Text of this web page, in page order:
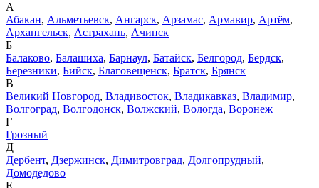
А
Абакан, Альметьевск, Ангарск, Арзамас, Армавир, Артём,
Архангельск, Астрахань, Ачинск
Б
Балаково, Балашиха, Барнаул, Батайск, Белгород, Бердск,
Березники, Бийск, Благовещенск, Братск, Брянск
В
Великий Новгород, Владивосток, Владикавказ, Владимир,
Волгоград, Волгодонск, Волжский, Вологда, Воронеж
Г
Грозный
Д
Дербент, Дзержинск, Димитровград, Долгопрудный,
Домодедово